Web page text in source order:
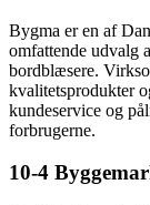
Bygma er en af
omfattende udvalg
bordblæsere.
kvalitetsprodukter
kundeservice og
forbrugerne.
10-4